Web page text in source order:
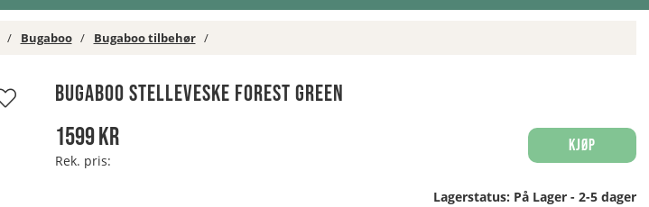
Bugaboo Bugaboo tilbehør
Bugaboo Stelleveske Forest Green
1599kr
Rek. pris:
Kjøp
Lagerstatus: På Lager - 2-5 dager